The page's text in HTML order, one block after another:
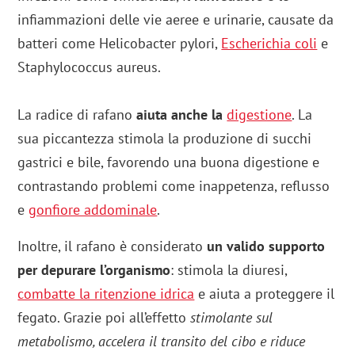
infiammazioni delle vie aeree e urinarie, causate da
batteri come Helicobacter pylori, Escherichia coli e
Staphylococcus aureus.
La radice di rafano aiuta anche ladigestione. La
sua piccantezza stimola la produzione di succhi
gastrici e bile, favorendo una buona digestione e
contrastando problemi come inappetenza, reflusso
egonfiore addominale.
Inoltre, il rafano è considerato un valido supporto
per depurare l’organismo: stimola la diuresi,
combatte la ritenzione idrica e aiuta a proteggere il
fegato. Grazie poi all’effettostimolante sul
metabolismo, accelera il transito del cibo e riduce